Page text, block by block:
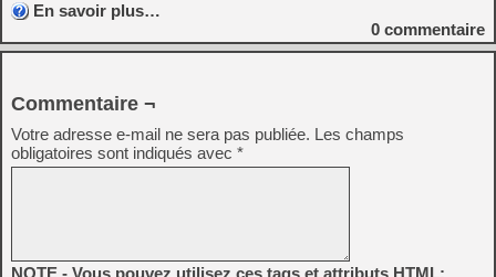
En savoir plus…
0 commentaire
Commentaire ¬
Votre adresse e-mail ne sera pas publiée. Les champs
obligatoires sont indiqués avec *
NOTE - Vous pouvez utilisez ces tags et attributs HTML: